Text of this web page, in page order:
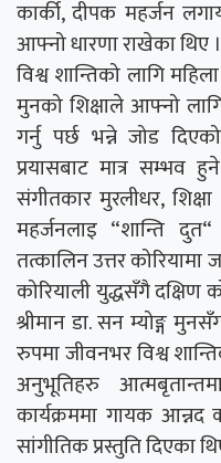
कार्की, दीपक महर्जन
आफ्नो धारणा राखेका थिए ।
विश्व शान्तिको लागि
मुनको शिक्षाले आफ्नो
गर्नु पर्छ भन्ने जोड
प्रयासबाट मात्र सम्भव
संगीतकार मुरलीधर, शिक्षा
महर्जनलाइ “शान्ति
तत्कालिन उत्तर कोरियामा
कोरियाली युद्धसँगै दक्षिण
श्रीमान डा. सन म्योङ्ग
रुपमा जीवनभर विश्व
अनुभूतिहरु
कार्यक्रममा गायक आन्नद
सांगीतिक प्रस्तुति दिएका